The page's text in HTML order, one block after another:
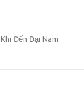
Đến Đại Nam